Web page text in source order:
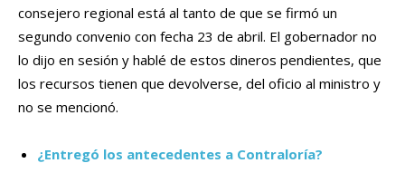
consejero regional está al tanto de que se firmó un
segundo convenio con fecha 23 de abril. El gobernador no
lo dijo en sesión y hablé de estos dineros pendientes, que
los recursos tienen que devolverse, del oficio al ministro y
no se mencionó.
¿Entregó los antecedentes a Contraloría?